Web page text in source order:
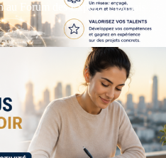
Forum des Experts Libanais